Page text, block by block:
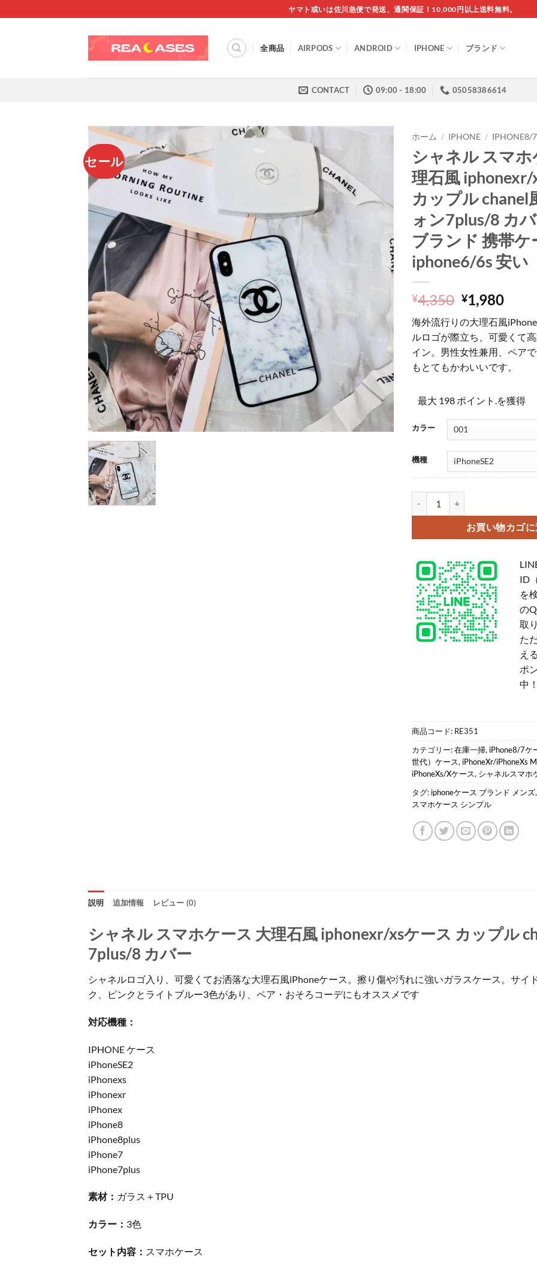
to
ヤマト或いは佐川急便で発送、通関保証！10,000円以上送料無料。
全商品 AIRPODS ANDROID IPHONE ブランド
CONTACT 09:00 - 18:00 05058386614
セール
ホーム / IPHONE / IPHONE8/
シャネル スマホ
理石風
カップル chanel
ォン7plus/8 カ
ブランド 携帯ケ
iphone6/6s 安い
¥4,350 元
の
価
格
は
¥4,350
し
¥1,980現
の
価
格
は
で
海外流行りの大理石風
ルロゴが際立ち、可愛くて
イン。男性女性兼用、ペア
もとてもかわいいです。
最大 198 ポイント.を獲得
カラー
機種
お買い物カゴ
ID
を
の
取
た
え
ポ
中
商品コード: RE351
カテゴリー:在庫一掃, iPhone8/7ケ
世代）ケース, iPhoneXr/iPhoneXs
iPhoneXs/Xケース, シャネルスマホ
タグ: iphoneケース ブランド メンズ
スマホケース シンプル
説明 追加情報 レビュー (0)
シャネル スマホケース 大理石風 iphonexr/xsケース カップル
7plus/8 カバー
シャネルロゴ入り、可愛くてお洒落な大理石風iPhoneケース。擦り傷や汚れに強いガラスケース。サイ
ク、ピンクとライトブルー3色があり、ペア・おそろコーデにもオススメです
対応機種：
IPHONE ケース
iPhoneSE2
iPhonexs
iPhonexr
iPhonex
iPhone8
iPhone8plus
iPhone7
iPhone7plus
素材： ガラス＋TPU
カラー： 3色
セット内容： スマホケース